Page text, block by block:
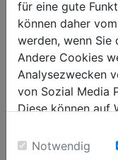
für eine gute
können daher
werden, wenn Sie
Andere Cookies
Analysezwecken
von Sozial Media
Diese können auf
Einwilligung zu
Notwendig